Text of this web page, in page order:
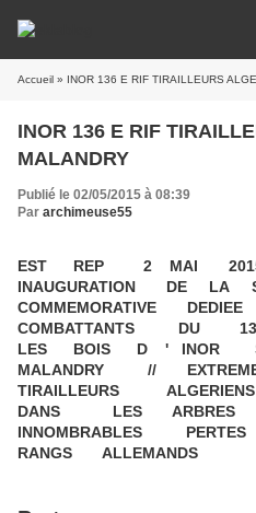
Accueil » INOR 136 E RIF TIRAILLEURS
INOR 136 E RIF TIRAILLEURS ALGERIENS
MALANDRY
Publié le 02/05/2015 à 08:39
Par archimeuse55
EST REP 2 MAI
INAUGURATION DE
COMMEMORATIVE
COMBATTANTS DU
LES BOIS D ' INOR
MALANDRY //
TIRAILLEURS
DANS LES ARBRES
INNOMBRABLES
RANGS ALLEMANDS